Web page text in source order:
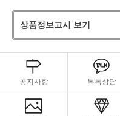
상품정보고시 보기
공지사항 톡톡상담